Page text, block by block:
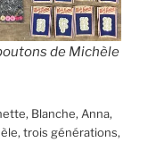
de Michèle
Blanche, Anna,
trois générations,